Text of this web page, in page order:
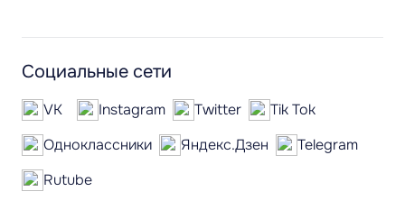
Социальные сети
VK Instagram Twitter
Tik Tok
Одноклассники
Яндекс.Дзен
Telegram
Rutube